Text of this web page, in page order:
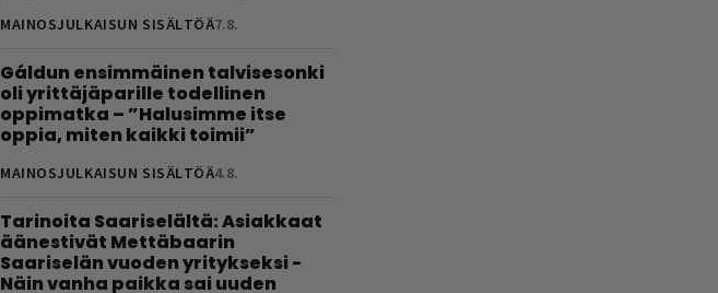
MAINOSJULKAISUN SISÄLTÖÄ7.8.
Gáldun ensimmäinen talvisesonki
oli yrittäjäparille todellinen
oppimatka – ”Halusimme itse
oppia, miten kaikki toimii”
MAINOSJULKAISUN SISÄLTÖÄ4.8.
Tarinoita Saariselältä: Asiakkaat
äänestivät Mettäbaarin
Saariselän vuoden yritykseksi -
Näin vanha paikka sai uuden